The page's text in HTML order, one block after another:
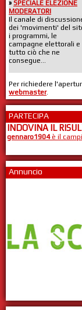
» SPECIALE ELEZIONE
MODERATORI
Il canale di
dei 'movimenti' del
i programmi, le
campagne elettorali e
tutto ciò che ne
consegue...
Per richiedere
webmaster.
PARTECIPA
INDOVINA IL
gennaro1904è il
Annuncio